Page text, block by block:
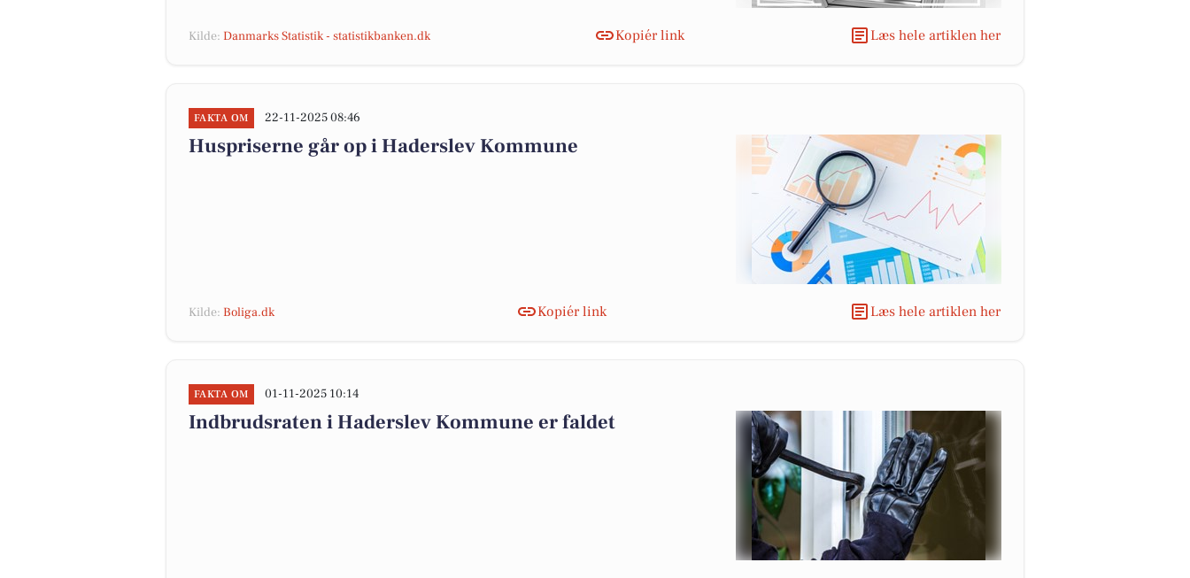
Kilde: Danmarks Statistik - statistikbanken.dk Kopiér link Læs hele artiklen her
FAKTA OM 22-11-2025 08:46
Huspriserne går op i Haderslev Kommune
Kilde: Boliga.dk Kopiér link Læs hele artiklen her
FAKTA OM 01-11-2025 10:14
Indbrudsraten i Haderslev Kommune er faldet